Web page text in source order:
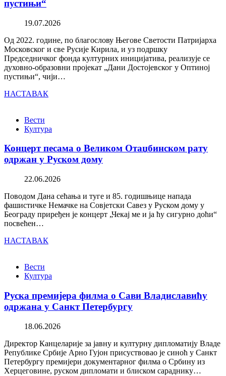
пустињи“
19.07.2026
Од 2022. године, по благослову Његове Светости Патријарха
Московског и све Русије Кирила, и уз подршку
Председничког фонда културних иницијатива, реализује се
духовно-образовни пројекат „Дани Достојевског у Оптиној
пустињи“, чији…
НАСТАВАК
Вести
Култура
Концерт песама о Великом Отаџбинском рату
одржан у Руском дому
22.06.2026
Поводом Дана сећања и туге и 85. годишњице напада
фашистичке Немачке на Совјетски Савез у Руском дому у
Београду приређен је концерт „Чекај ме и ја ћу сигурно доћи“
посвећен…
НАСТАВАК
Вести
Култура
Руска премијера филма о Сави Владиславићу
одржана у Санкт Петербургу
18.06.2026
Директор Канцеларије за јавну и културну дипломатију Владе
Републике Србије Арно Гујон присуствовао је синоћ у Санкт
Петербургу премијери документарног филма о Србину из
Херцеговине, руском дипломати и блиском сараднику…